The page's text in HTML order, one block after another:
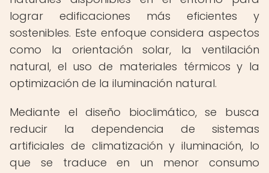
lograr edificaciones más eficientes y
sostenibles. Este enfoque considera aspectos
como la orientación solar, la ventilación
natural, el uso de materiales térmicos y la
optimización de la iluminación natural.
Mediante el diseño bioclimático, se busca
reducir la dependencia de sistemas
artificiales de climatización y iluminación, lo
que se traduce en un menor consumo